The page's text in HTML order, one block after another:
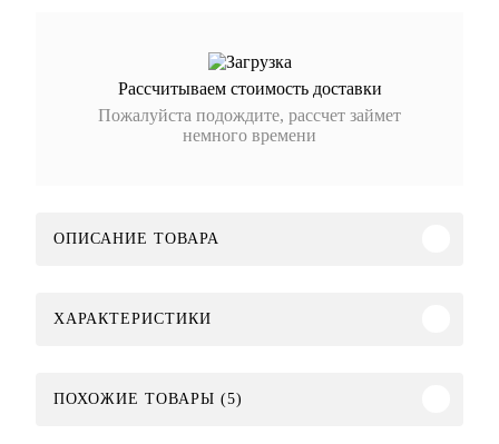
Рассчитываем стоимость доставки
Пожалуйста подождите, рассчет займет
немного времени
ОПИСАНИЕ ТОВАРА
ХАРАКТЕРИСТИКИ
ПОХОЖИЕ ТОВАРЫ (5)